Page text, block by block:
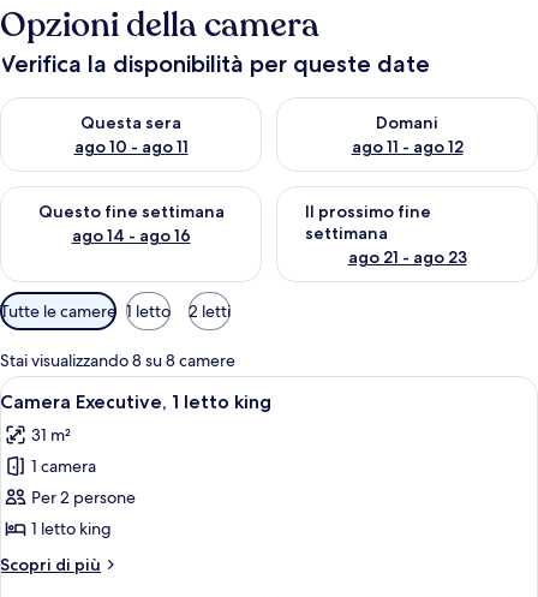
Opzioni della camera
Verifica la disponibilità per queste date
Questa sera
ago 10 - ago 11
Verifica la disponibilità per questa sera, ago 10 - ago 11
Domani
ago 11 - ago 12
Verifica la disponibilità per
Questo fine settimana
ago 14 - ago 16
Verifica la disponibilità per questo fine settimana, ago 14 -
Il prossimo fine
settimana
ago 21 - ago 23
Verifica la disponibilità per il
Filtri
disponibili
per
le
camere
Tutte le camere 1 letto 2 letti
Stai visualizzando 8 su 8 camere
Apri
tutte
le
foto
per
Camera
Executive,
1
Una camera d'albergo con un letto
4
Camera Executive, 1 letto king
31 m²
1 camera
Per 2 persone
1 letto king
Scopri di più
Altri